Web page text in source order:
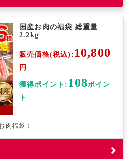
国産お肉の福袋 総重量
2.2kg
販売価格(税込): 10,800
円
獲得ポイント: 108ポイン
ト
肉福袋！